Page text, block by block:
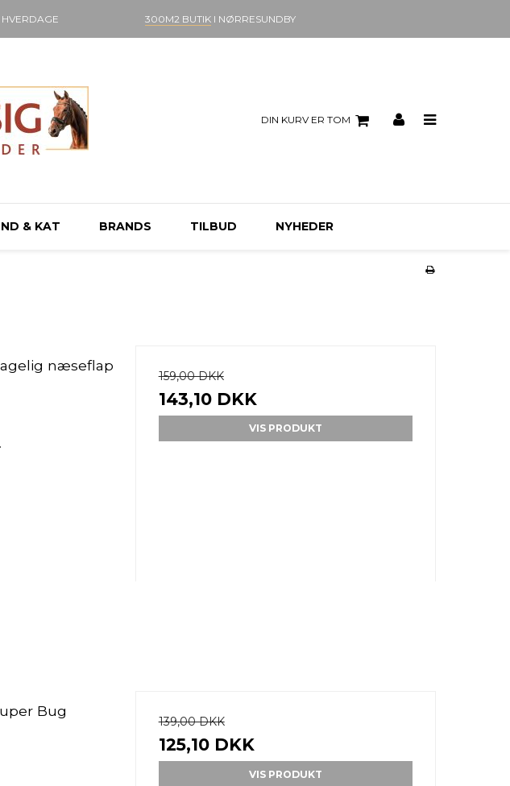
HVERDAGE 300M2 BUTIKI NØRRESUNDBY
DIN KURV ER TOM
& KAT BRANDS TILBUD NYHEDER
næseflap
159,00 DKK
143,10 DKK
VIS PRODUKT
Bug
139,00 DKK
125,10 DKK
VIS PRODUKT